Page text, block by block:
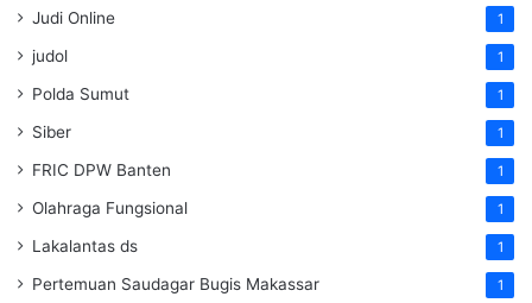
Judi Online 1
judol 1
Polda Sumut 1
Siber 1
FRIC DPW Banten 1
Olahraga Fungsional 1
Lakalantas ds 1
Pertemuan Saudagar Bugis Makassar 1